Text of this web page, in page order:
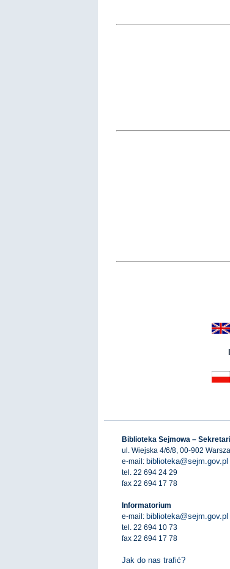
Biblioteka Sejmowa –
ul. Wiejska 4/6/8, 00-902
e-mail: biblioteka@sejm.gov.pl
tel. 22 694 24 29
fax 22 694 17 78
Informatorium
e-mail: biblioteka@sejm.gov.pl
tel. 22 694 10 73
fax 22 694 17 78
Jak do nas trafić?